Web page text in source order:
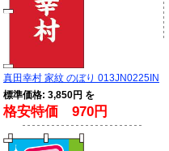
真田幸村 家紋 のぼり 013JN0225IN
標準価格: 3,850円 を
格安特価 970円